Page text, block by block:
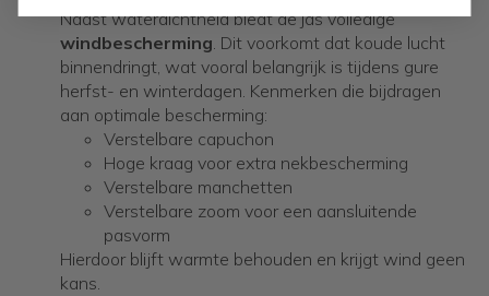
Naast waterdichtheid biedt de jas volledige
windbescherming. Dit voorkomt dat koude lucht
binnendringt, wat vooral belangrijk is tijdens gure
herfst- en winterdagen. Kenmerken die bijdragen
aan optimale bescherming:
Verstelbare capuchon
Hoge kraag voor extra nekbescherming
Verstelbare manchetten
Verstelbare zoom voor een aansluitende
pasvorm
Hierdoor blijft warmte behouden en krijgt wind geen
kans.